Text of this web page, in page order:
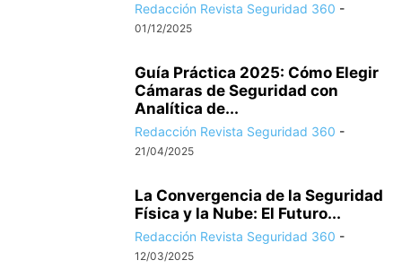
Redacción Revista Seguridad 360 -
01/12/2025
Guía Práctica 2025: Cómo Elegir
Cámaras de Seguridad con
Analítica de...
Redacción Revista Seguridad 360 -
21/04/2025
La Convergencia de la Seguridad
Física y la Nube: El Futuro...
Redacción Revista Seguridad 360 -
12/03/2025